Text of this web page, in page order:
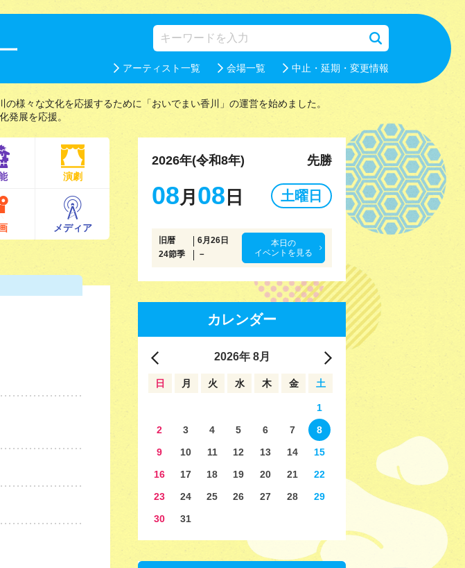
アーティスト一覧 会場一覧 中止・延期・変更情報
様々な文化を応援するために「おいでまい香川」の運営を始めました。
発展を応援。
演劇
メディア
2026年(令和8年) 先勝
08月 08 日 土曜日
旧暦
6月26日
24節季
－
本日の
イベントを見る
カレンダー
2026年 8月
日 月 火 水 木 金 土
1
2
3 4 5 6 7
8
9
10 11 12 13 14
15
16
17 18 19 20 21
22
23
24 25 26 27 28
29
30
31